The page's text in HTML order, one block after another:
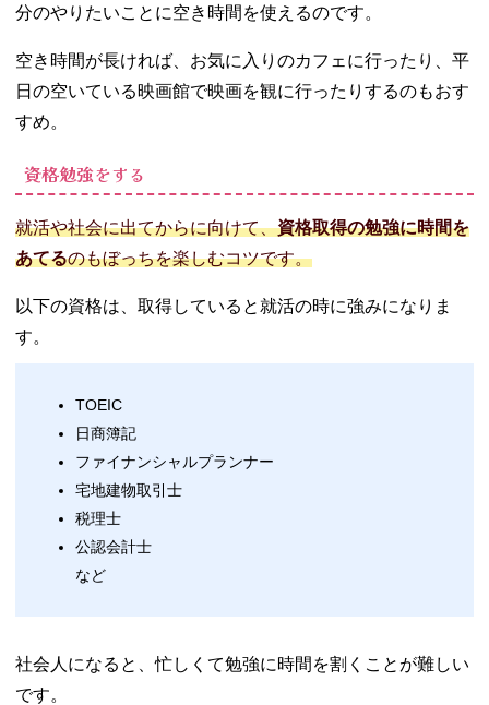
分のやりたいことに空き時間を使えるのです。
空き時間が長ければ、お気に入りのカフェに行ったり、平
日の空いている映画館で映画を観に行ったりするのもおす
すめ。
資格勉強をする
就活や社会に出てからに向けて、資格取得の勉強に時間を
あてるのもぼっちを楽しむコツです。
以下の資格は、取得していると就活の時に強みになりま
す。
TOEIC
日商簿記
ファイナンシャルプランナー
宅地建物取引士
税理士
公認会計士
など
社会人になると、忙しくて勉強に時間を割くことが難しい
です。